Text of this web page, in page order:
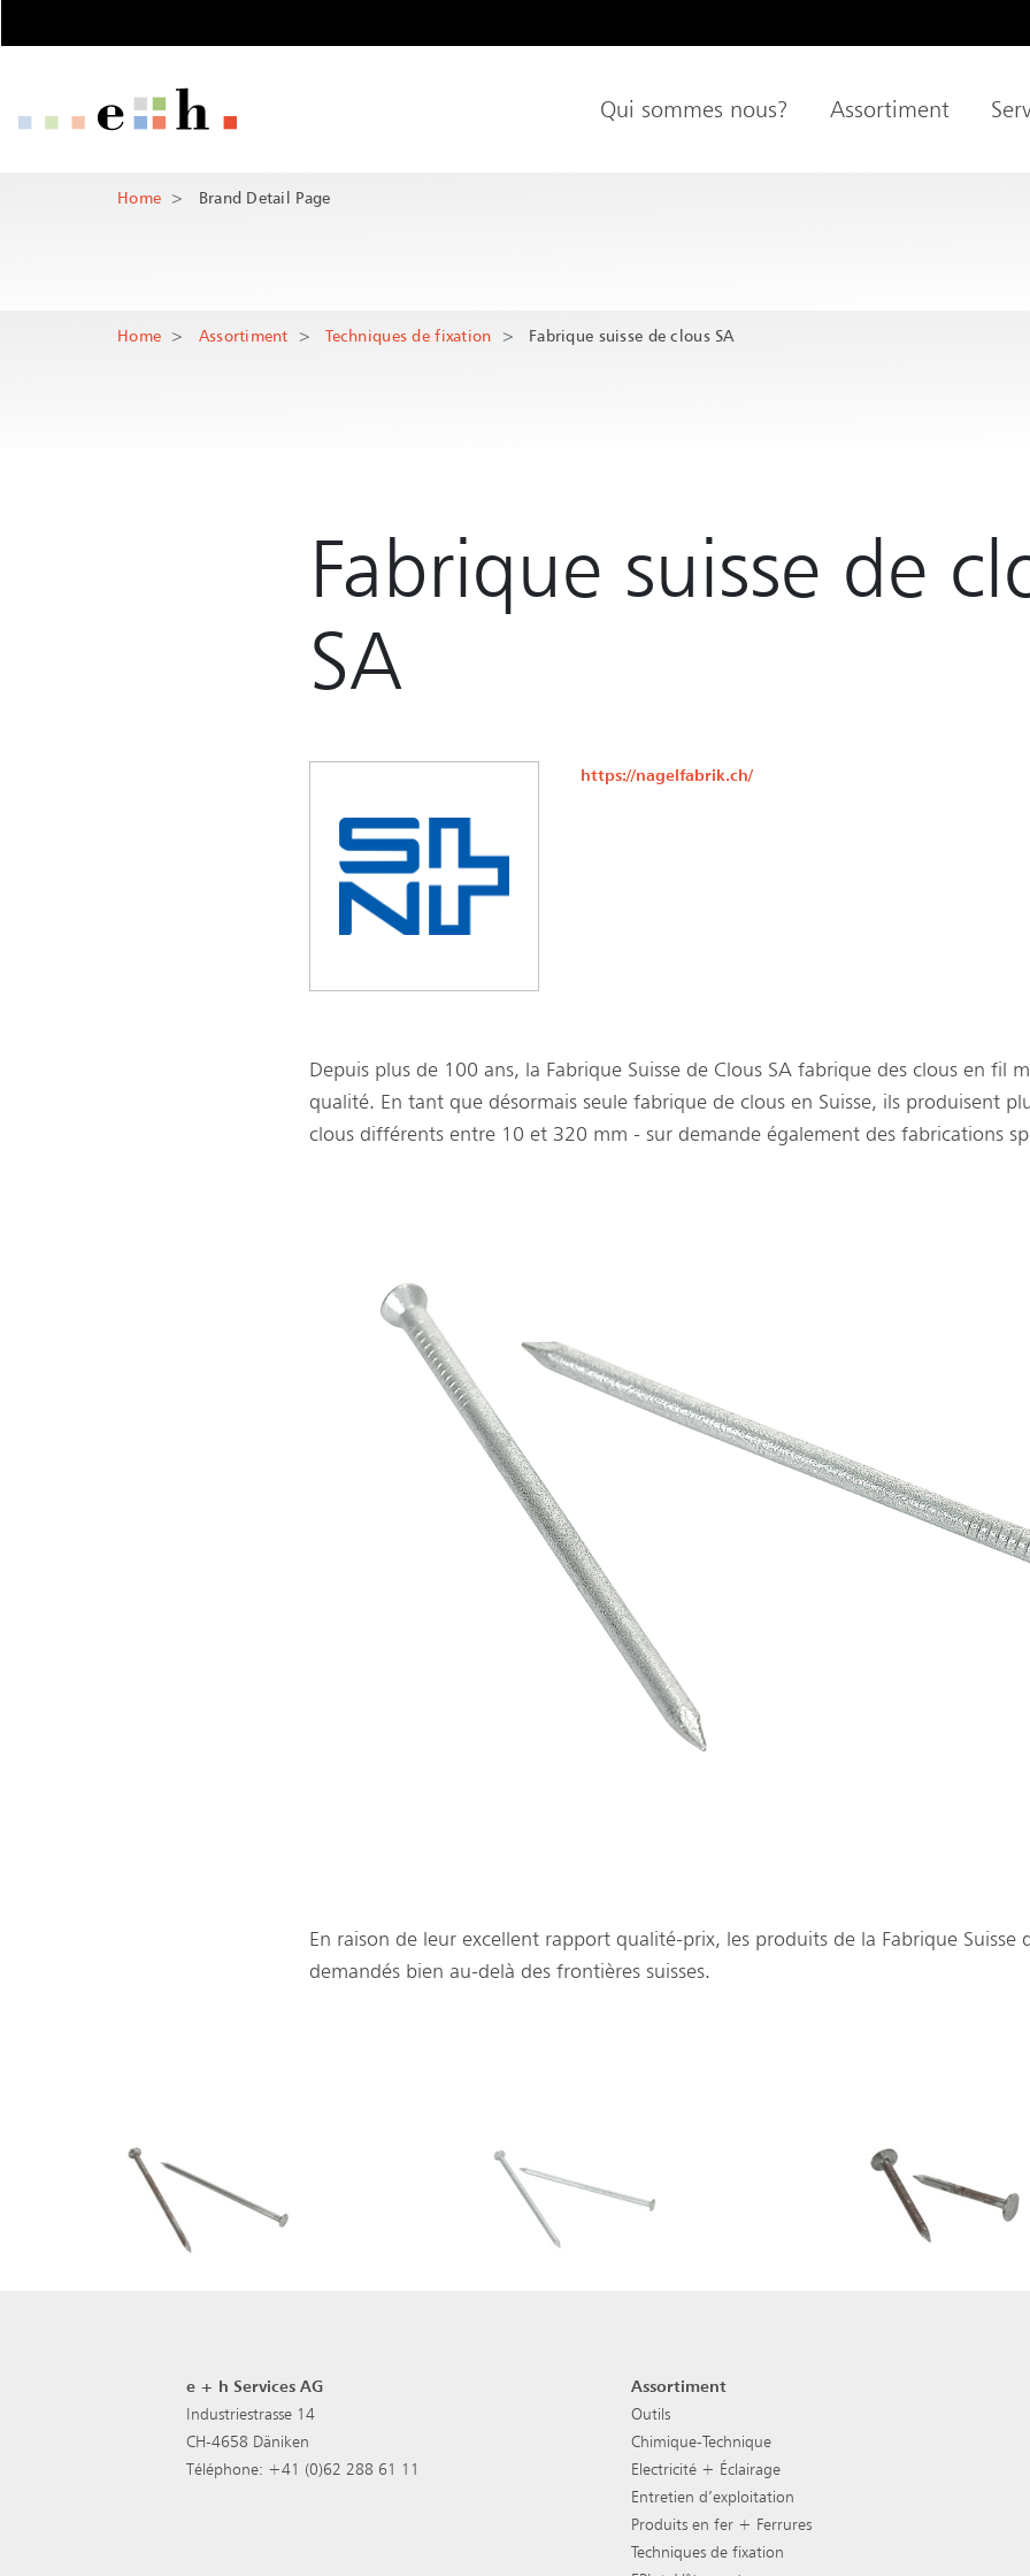
Brand Detail Page
Pages importantes
Page d'accueil
Qui sommes nous? Assortiment
Contenu principal
Home Brand Detail Page
Home Assortiment Techniques de fixation Fabrique suisse de clous SA
Fabrique suisse de
SA
https://nagelfabrik.ch/
Depuis plus de 100 ans, la Fabrique Suisse de Clous SA fabrique des clous en fil
qualité. En tant que désormais seule fabrique de clous en Suisse, ils produisent
clous différents entre 10 et 320 mm - sur demande également des fabrications
En raison de leur excellent rapport qualité-prix, les produits de la Fabrique Suisse
demandés bien au-delà des frontières suisses.
e + h Services AG
Industriestrasse 14
CH-4658 Däniken
Téléphone: +41 (0)62 288 61 11
Navigation de pied de
Assortiment
Outils
Chimique-Technique
Electricité + Éclairage
Entretien d’exploitation
Produits en fer + Ferrures
Techniques de fixation